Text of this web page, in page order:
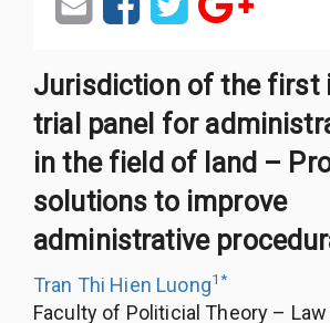
Jurisdiction of the first
trial panel for
in the field of land –
solutions to improve
administrative
Tran Thi Hien Luong1*
Faculty of Politicial Theory – Law